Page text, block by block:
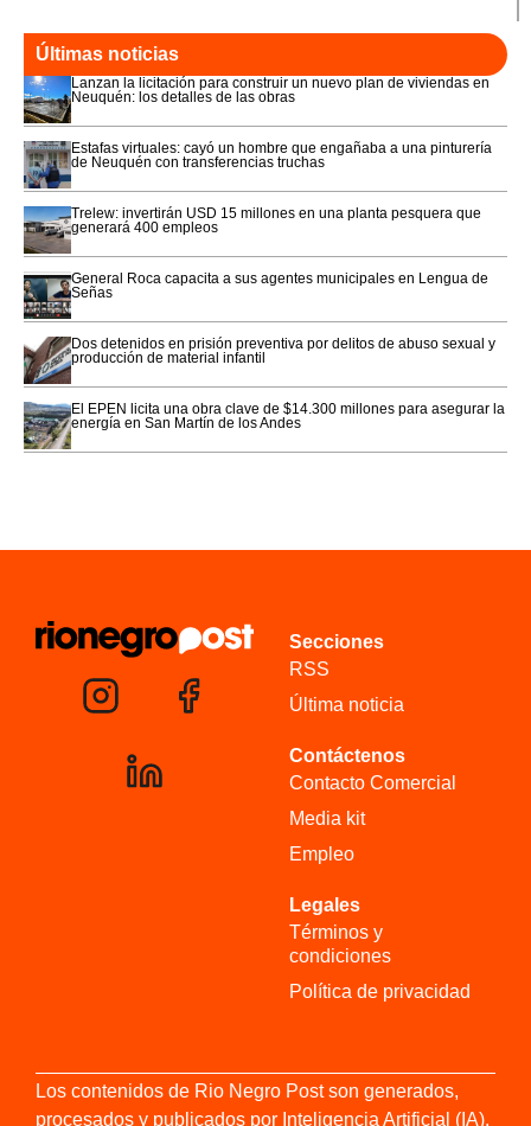
Últimas noticias
Lanzan la licitación para construir un nuevo plan de viviendas en
Neuquén: los detalles de las obras
Estafas virtuales: cayó un hombre que engañaba a una pinturería
de Neuquén con transferencias truchas
Trelew: invertirán USD 15 millones en una planta pesquera que
generará 400 empleos
General Roca capacita a sus agentes municipales en Lengua de
Señas
Dos detenidos en prisión preventiva por delitos de abuso sexual y
producción de material infantil
El EPEN licita una obra clave de $14.300 millones para asegurar la
energía en San Martín de los Andes
Secciones
RSS
Última noticia
Contáctenos
Contacto Comercial
Media kit
Empleo
Legales
Términos y
condiciones
Política de privacidad
Los contenidos de Rio Negro Post son generados,
procesados y publicados por Inteligencia Artificial (IA).